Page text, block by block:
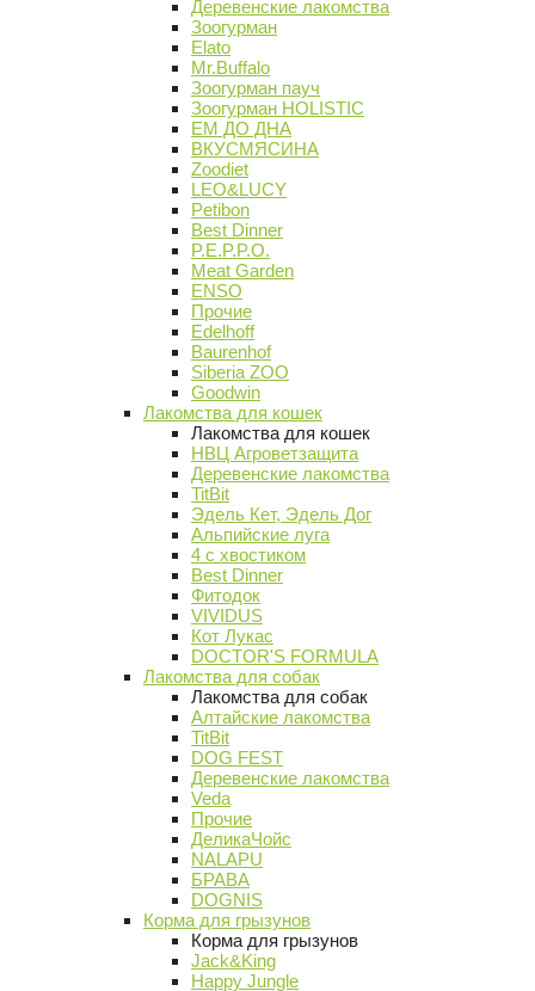
Деревенские лакомства
Зоогурман
Elato
Mr.Buffalo
Зоогурман пауч
Зоогурман HOLISTIC
ЕМ ДО ДНА
ВКУСМЯСИНА
Zoodiet
LEO&LUCY
Petibon
Best Dinner
P.E.P.P.O.
Meat Garden
ENSO
Прочие
Edelhoff
Baurenhof
Siberia ZOO
Goodwin
Лакомства для кошек
Лакомства для кошек
НВЦ Агроветзащита
Деревенские лакомства
TitBit
Эдель Кет, Эдель Дог
Альпийские луга
4 с хвостиком
Best Dinner
Фитодок
VIVIDUS
Кот Лукас
DOCTOR'S FORMULA
Лакомства для собак
Лакомства для собак
Алтайские лакомства
TitBit
DOG FEST
Деревенские лакомства
Veda
Прочие
ДеликаЧойс
NALAPU
БРАВА
DOGNIS
Корма для грызунов
Корма для грызунов
Jack&King
Happy Jungle